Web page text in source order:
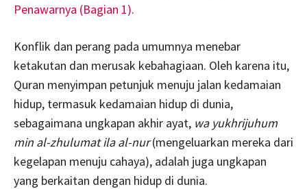
Penawarnya (Bagian 1).
Konflik dan perang pada umumnya menebar
ketakutan dan merusak kebahagiaan. Oleh karena itu,
Quran menyimpan petunjuk menuju jalan kedamaian
hidup, termasuk kedamaian hidup di dunia,
sebagaimana ungkapan akhir ayat, wa yukhrijuhum
min al-zhulumat ila al-nur(mengeluarkan mereka dari
kegelapan menuju cahaya), adalah juga ungkapan
yang berkaitan dengan hidup di dunia.